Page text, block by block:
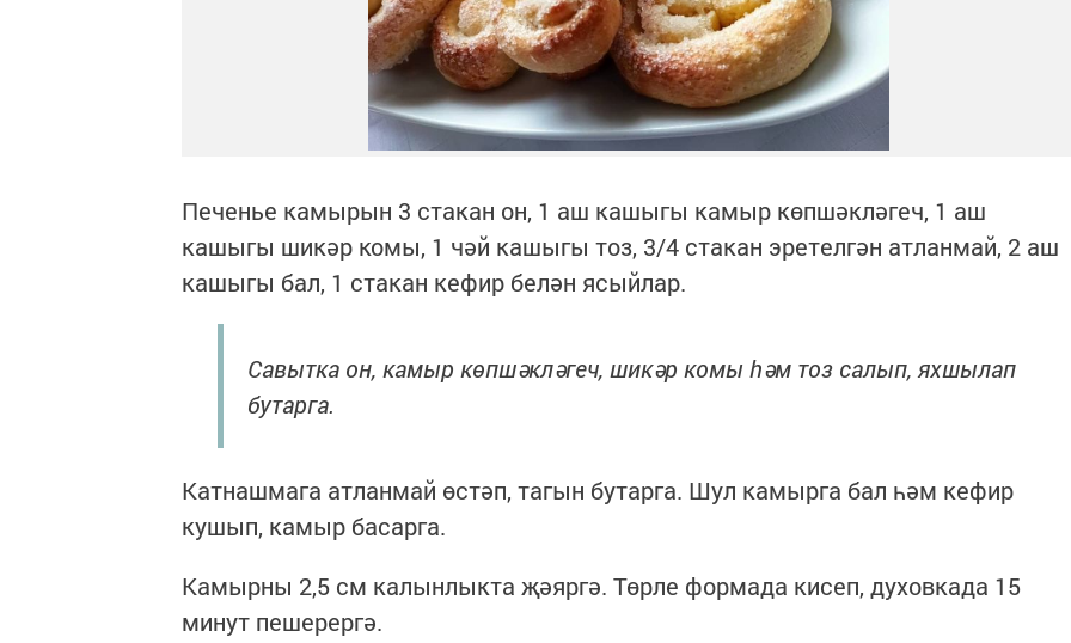
Печенье камырын 3 стакан он, 1 аш кашыгы камыр көпшәкләгеч, 1 аш
кашыгы шикәр комы, 1 чәй кашыгы тоз, 3/4 стакан эретелгән атланмай, 2 аш
кашыгы бал, 1 стакан кефир белән ясыйлар.
Савытка он, камыр көпшәкләгеч, шикәр комы һәм тоз салып, яхшылап
бутарга.
Катнашмага атланмай өстәп, тагын бутарга. Шул камырга бал һәм кефир
кушып, камыр басарга.
Камырны 2,5 см калынлыкта җәяргә. Төрле формада кисеп, духовкада 15
минут пешерергә.